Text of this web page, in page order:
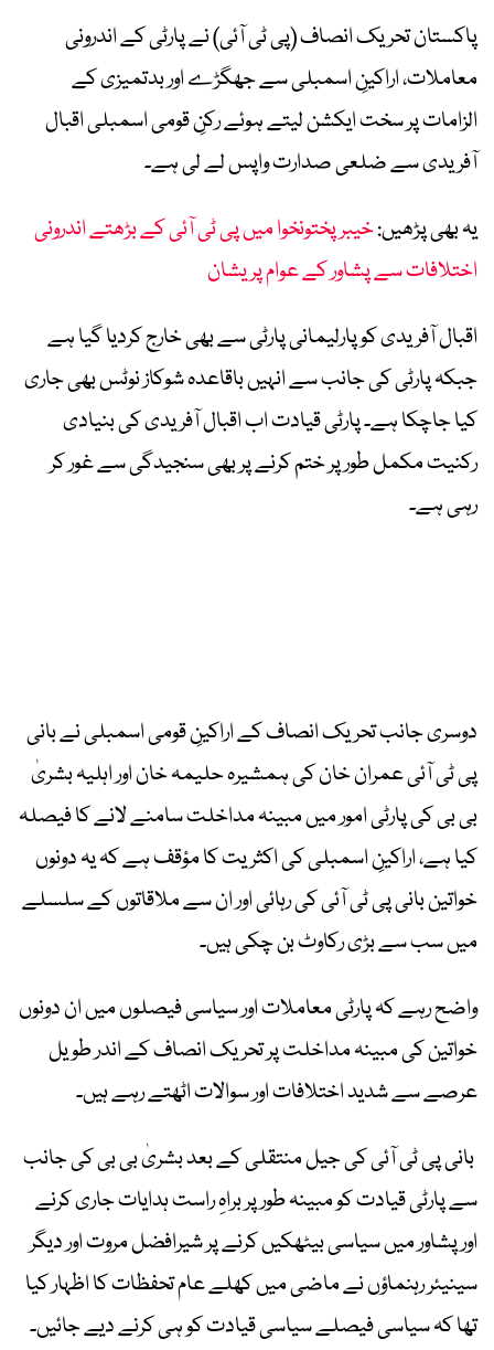
پاکستان تحریک انصاف (پی ٹی آئی) نے پارٹی کے اندرونی
معاملات، اراکینِ اسمبلی سے جھگڑے اور بدتمیزی کے
الزامات پر سخت ایکشن لیتے ہوئے رکنِ قومی اسمبلی اقبال
آفریدی سے ضلعی صدارت واپس لے لی ہے۔
یہ بھی پڑھیں:خیبرپختونخوا میں پی ٹی آئی کے بڑھتے اندرونی
اختلافات سے پشاور کے عوام پریشان
اقبال آفریدی کو پارلیمانی پارٹی سے بھی خارج کردیا گیا ہے
جبکہ پارٹی کی جانب سے انہیں باقاعدہ شوکاز نوٹس بھی جاری
کیا جاچکا ہے۔ پارٹی قیادت اب اقبال آفریدی کی بنیادی
رکنیت مکمل طور پر ختم کرنے پر بھی سنجیدگی سے غور کر
رہی ہے۔
دوسری جانب تحریک انصاف کے اراکینِ قومی اسمبلی نے بانی
پی ٹی آئی عمران خان کی ہمشیرہ حلیمہ خان اور اہلیہ بشریٰ
بی بی کی پارٹی امور میں مبینہ مداخلت سامنے لانے کا فیصلہ
کیا ہے، اراکینِ اسمبلی کی اکثریت کا مؤقف ہے کہ یہ دونوں
خواتین بانی پی ٹی آئی کی رہائی اور ان سے ملاقاتوں کے سلسلے
میں سب سے بڑی رکاوٹ بن چکی ہیں۔
واضح رہے کہ پارٹی معاملات اور سیاسی فیصلوں میں ان دونوں
خواتین کی مبینہ مداخلت پر تحریک انصاف کے اندر طویل
عرصے سے شدید اختلافات اور سوالات اٹھتے رہے ہیں۔
بانی پی ٹی آئی کی جیل منتقلی کے بعد بشریٰ بی بی کی جانب
سے پارٹی قیادت کو مبینہ طور پر براہِ راست ہدایات جاری کرنے
اور پشاور میں سیاسی بیٹھکیں کرنے پر شیرافضل مروت اور دیگر
سینیئر رہنماؤں نے ماضی میں کھلے عام تحفظات کا اظہار کیا
تھا کہ سیاسی فیصلے سیاسی قیادت کو ہی کرنے دیے جائیں۔